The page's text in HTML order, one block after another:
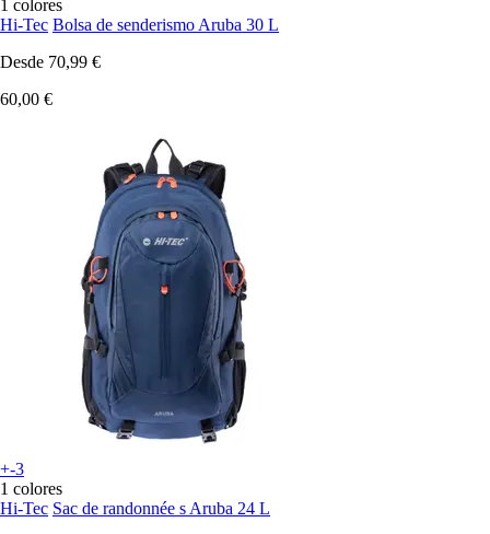
1 colores
Hi-Tec Bolsa de senderismo Aruba 30 L
Desde 70,99 €
60,00 €
+-3
1 colores
Hi-Tec Sac de randonnée s Aruba 24 L